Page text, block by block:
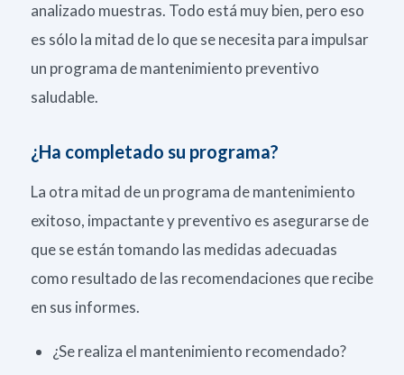
analizado muestras. Todo está muy bien, pero eso
es sólo la mitad de lo que se necesita para impulsar
un programa de mantenimiento preventivo
saludable.
¿Ha completado su programa?
La otra mitad de un programa de mantenimiento
exitoso, impactante y preventivo es asegurarse de
que se están tomando las medidas adecuadas
como resultado de las recomendaciones que recibe
en sus informes.
¿Se realiza el mantenimiento recomendado?